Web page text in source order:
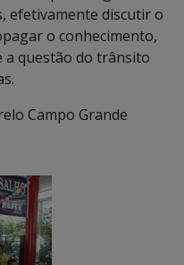
efetivamente discutir o
o conhecimento,
a questão do trânsito
Campo Grande